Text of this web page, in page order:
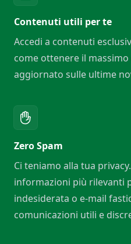
Contenuti utili per te
Accedi a contenuti
come ottenere il
aggiornato sulle ultime
Zero Spam
Ci teniamo alla tua
informazioni più rilevanti
indesiderata o e-mail
comunicazioni utili e